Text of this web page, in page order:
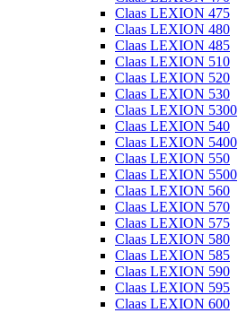
Claas LEXION 475
Claas LEXION 480
Claas LEXION 485
Claas LEXION 510
Claas LEXION 520
Claas LEXION 530
Claas LEXION 5300
Claas LEXION 540
Claas LEXION 5400
Claas LEXION 550
Claas LEXION 5500
Claas LEXION 560
Claas LEXION 570
Claas LEXION 575
Claas LEXION 580
Claas LEXION 585
Claas LEXION 590
Claas LEXION 595
Claas LEXION 600